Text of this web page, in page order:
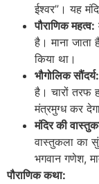
ईश्वर”। यह
पौराणिक महत्व:
है। माना जाता
किया था।
भौगोलिक सौंदर्य:
है। चारों तरफ
मंत्रमुग्ध कर
मंदिर की
वास्तुकला का
भगवान गणेश,
पौराणिक कथा: